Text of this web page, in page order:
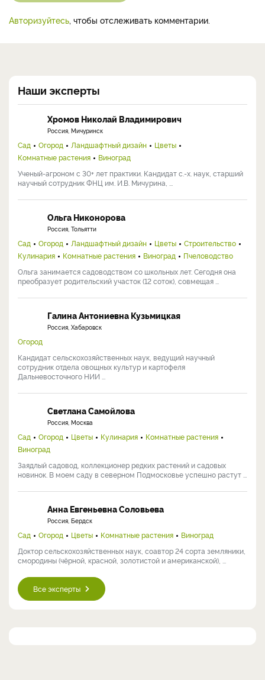
Авторизуйтесь, чтобы отслеживать комментарии.
Наши эксперты
Хромов Николай Владимирович
Россия, Мичуринск
Сад Огород Ландшафтный дизайн
Цветы
Комнатные растения
Виноград
Ученый-агроном с 30+ лет практики. Кандидат с.-х. наук, старший
научный сотрудник ФНЦ им. И.В. Мичурина, ...
Ольга Никонорова
Россия, Тольятти
Сад Огород Ландшафтный дизайн Цветы
Строительство
Кулинария
Комнатные растения Виноград
Пчеловодство
Ольга занимается садоводством со школьных лет. Сегодня она
преобразует родительский участок (12 соток), совмещая ...
Галина Антониевна Кузьмицкая
Россия, Хабаровск
Огород
Кандидат сельскохозяйственных наук, ведущий научный
сотрудник отдела овощных культур и картофеля
Дальневосточного НИИ ...
Светлана Самойлова
Россия, Москва
Сад Огород Цветы Кулинария
Комнатные растения
Виноград
Заядлый садовод, коллекционер редких растений и садовых
новинок. В моем саду в северном Подмосковье успешно растут ...
Анна Евгеньевна Соловьева
Россия, Бердск
Сад Огород Цветы Комнатные растения
Виноград
Доктор сельскохозяйственных наук, соавтор 24 сорта земляники,
смородины (чёрной, красной, золотистой и американской), ...
Все эксперты